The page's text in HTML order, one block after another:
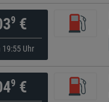
9€
Uhr
9€